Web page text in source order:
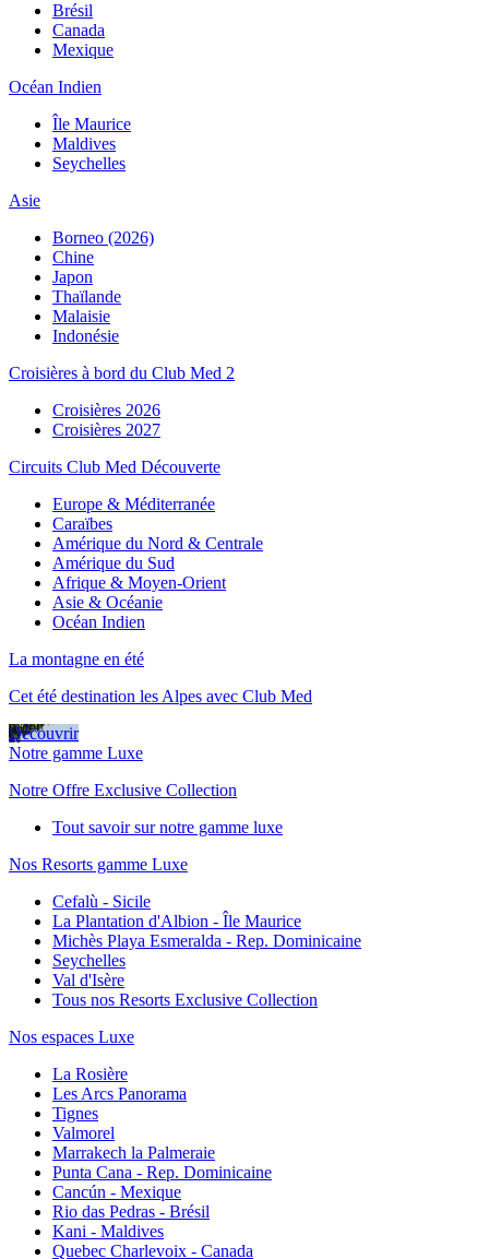
Brésil
Canada
Mexique
Océan Indien
Île Maurice
Maldives
Seychelles
Asie
Borneo (2026)
Chine
Japon
Thaïlande
Malaisie
Indonésie
Croisières à bord du Club Med 2
Croisières 2026
Croisières 2027
Circuits Club Med Découverte
Europe & Méditerranée
Caraïbes
Amérique du Nord & Centrale
Amérique du Sud
Afrique & Moyen-Orient
Asie & Océanie
Océan Indien
La montagne en été
Cet été destination les Alpes avec Club Med
Découvrir
Notre gamme Luxe
Notre Offre Exclusive Collection
Tout savoir sur notre gamme luxe
Nos Resorts gamme Luxe
Cefalù - Sicile
La Plantation d'Albion - Île Maurice
Michès Playa Esmeralda - Rep. Dominicaine
Seychelles
Val d'Isère
Tous nos Resorts Exclusive Collection
Nos espaces Luxe
La Rosière
Les Arcs Panorama
Tignes
Valmorel
Marrakech la Palmeraie
Punta Cana - Rep. Dominicaine
Cancún - Mexique
Rio das Pedras - Brésil
Kani - Maldives
Quebec Charlevoix - Canada